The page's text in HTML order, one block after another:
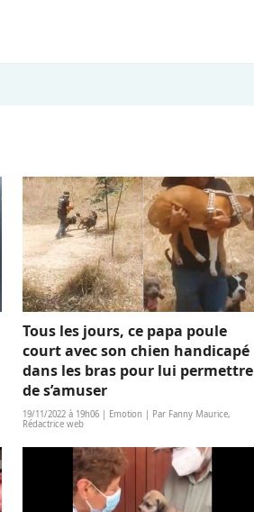
Tous les jours, ce papa poule
court avec son chien handicapé
dans les bras pour lui permettre
de s’amuser
19/11/2022 à 19h06 | Emotion | Par Fanny Maurice,
Rédactrice web